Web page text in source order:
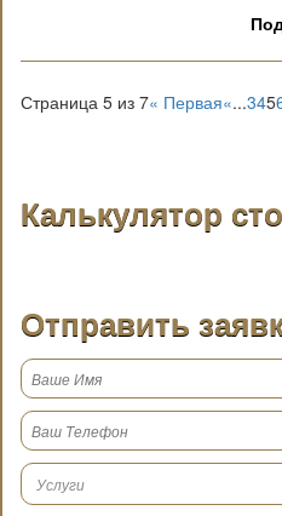
Страница 5 из 7« Первая«...345
Калькулятор
Отправить